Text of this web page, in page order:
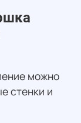
можно
стенки и